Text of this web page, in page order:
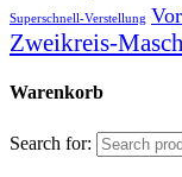
Superschnell-Verstellung
Zweikreis-
Warenkorb
Search for: